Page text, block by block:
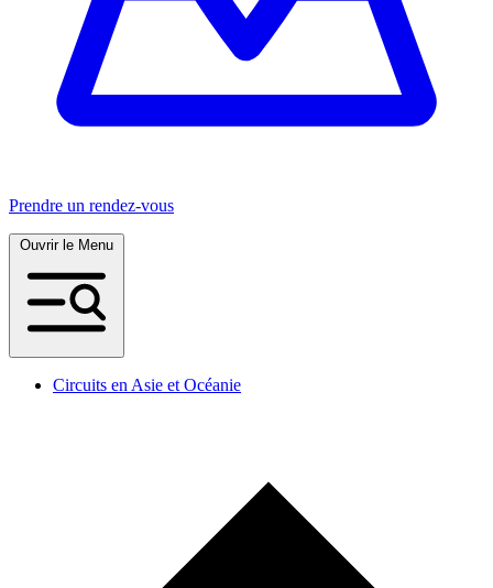
Prendre un rendez-vous
Circuits en Asie et Océanie